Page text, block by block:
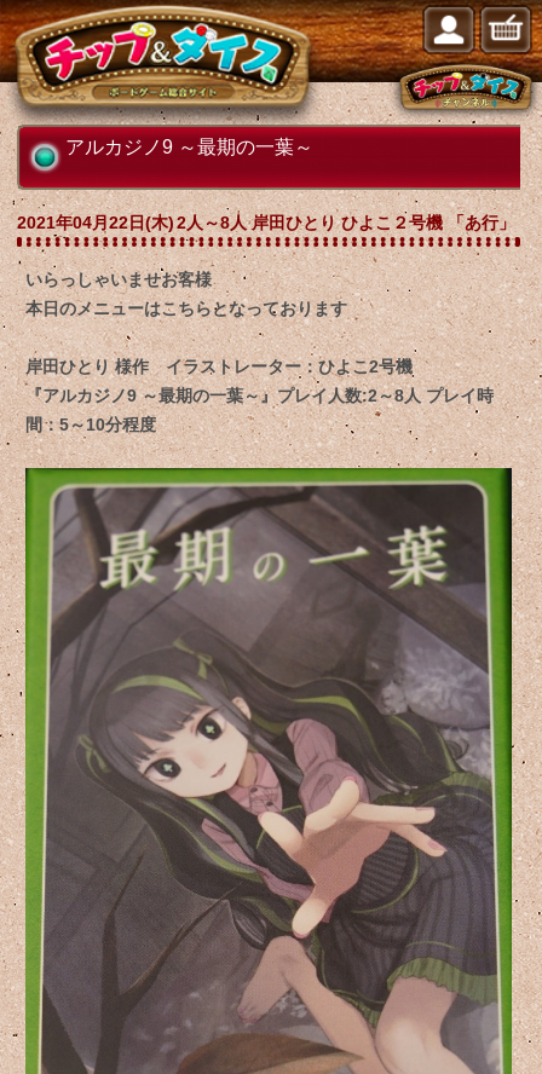
アルカジノ9 ～最期の一葉～
2021年04月22日(木)2人～8人 岸田ひとり ひよこ２号機 「あ行」
いらっしゃいませお客様
本日のメニューはこちらとなっております
岸田ひとり 様作 イラストレーター：ひよこ2号機
『アルカジノ9 ～最期の一葉～』プレイ人数:2～8人 プレイ時
間：5～10分程度